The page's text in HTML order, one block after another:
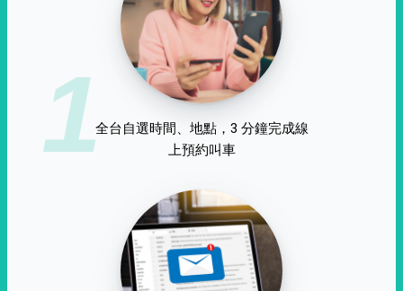
1全台自選時間、地點，3 分鐘完成線
上預約叫車